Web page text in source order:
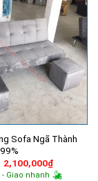
Sofa Ngã Thành
Giá
gốc
2,100,000₫Giá
hiện
- Giao nhanh